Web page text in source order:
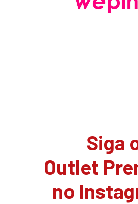
Siga
Outlet
no